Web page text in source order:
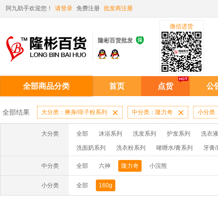
阿九助手欢迎您！ 请登录 免费注册 批发商注册
隆彬百货批发 
微信进货
全部商品分类 首页 点货 公
全部结果 大分类：爽身/痱子粉系列  中分类：隆力奇  小分类
大分类 全部 沐浴系列 洗发系列 护发系列 洗衣
洗面奶系列 洗衣粉系列 啫喱水/膏系列 牙膏
洗洁精系列 漂水/洁衣系列 电池系列
妙洁系列 消毒液系列 香水系列
中分类 全部 六神 隆力奇 小浣熊
小分类 全部 160g